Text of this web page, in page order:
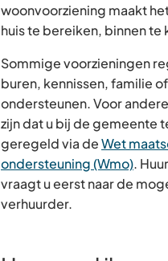
woonvoorziening maakt
huis te bereiken, binnen
Sommige voorzieningen
buren, kennissen, familie
ondersteunen. Voor
zijn dat u bij de gemeente
geregeld via deWet
ondersteuning (Wmo).
vraagt u eerst naar de
verhuurder.